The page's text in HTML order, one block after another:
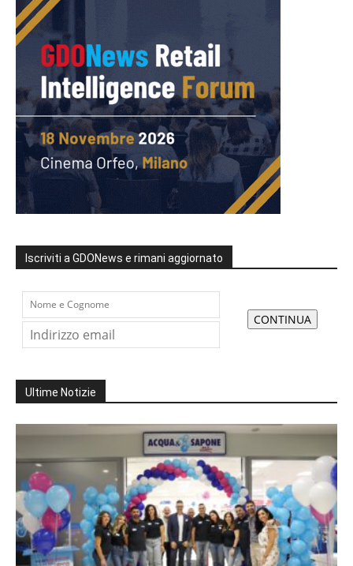
Iscriviti a GDONews e rimani aggiornato
Ultime Notizie